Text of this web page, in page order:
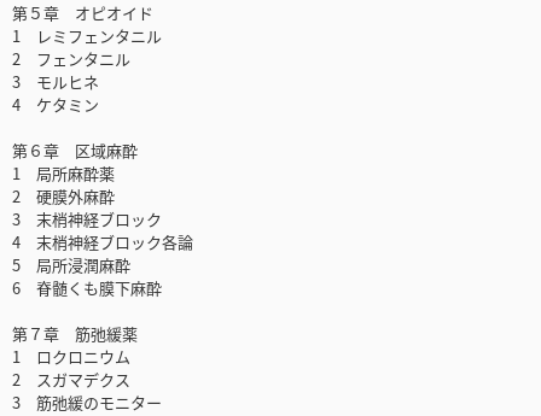
第５章 オピオイド
1 レミフェンタニル
2 フェンタニル
3 モルヒネ
4 ケタミン
第６章 区域麻酔
1 局所麻酔薬
2 硬膜外麻酔
3 末梢神経ブロック
4 末梢神経ブロック各論
5 局所浸潤麻酔
6 脊髄くも膜下麻酔
第７章 筋弛緩薬
1 ロクロニウム
2 スガマデクス
3 筋弛緩のモニター